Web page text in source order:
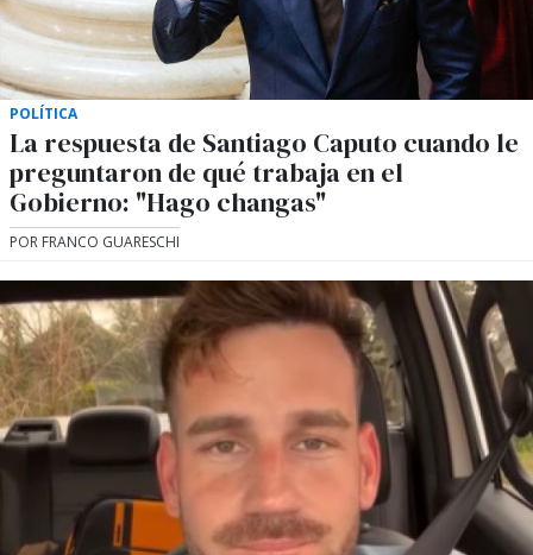
POLÍTICA
La respuesta de Santiago Caputo cuando le
preguntaron de qué trabaja en el
Gobierno: "Hago changas"
POR FRANCO GUARESCHI